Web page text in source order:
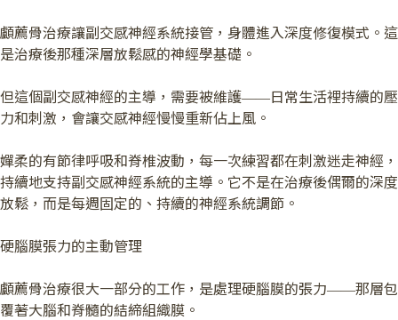
顱薦骨治療讓副交感神經系統接管，身體進入深度修復模式。這
是治療後那種深層放鬆感的神經學基礎。
但這個副交感神經的主導，需要被維護——日常生活裡持續的壓
力和刺激，會讓交感神經慢慢重新佔上風。
嬋柔的有節律呼吸和脊椎波動，每一次練習都在刺激迷走神經，
持續地支持副交感神經系統的主導。它不是在治療後偶爾的深度
放鬆，而是每週固定的、持續的神經系統調節。
硬腦膜張力的主動管理
顱薦骨治療很大一部分的工作，是處理硬腦膜的張力——那層包
覆著大腦和脊髓的結締組織膜。